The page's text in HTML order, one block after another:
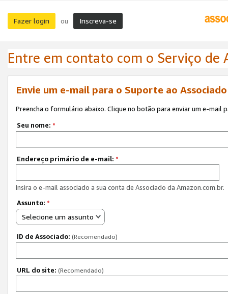
Fazer login ou Inscreva-se
Entre em contato com o Serviço de
Envie um e-mail para o Suporte ao
Preencha o formulário abaixo. Clique no botão para enviar um e-mail
Seu nome: *
Endereço primário de e-mail: *
Insira o e-mail associado a sua conta de Associado da Amazon.com.br.
Assunto: *
Selecione um assunto
ID de Associado: (Recomendado)
URL do site: (Recomendado)